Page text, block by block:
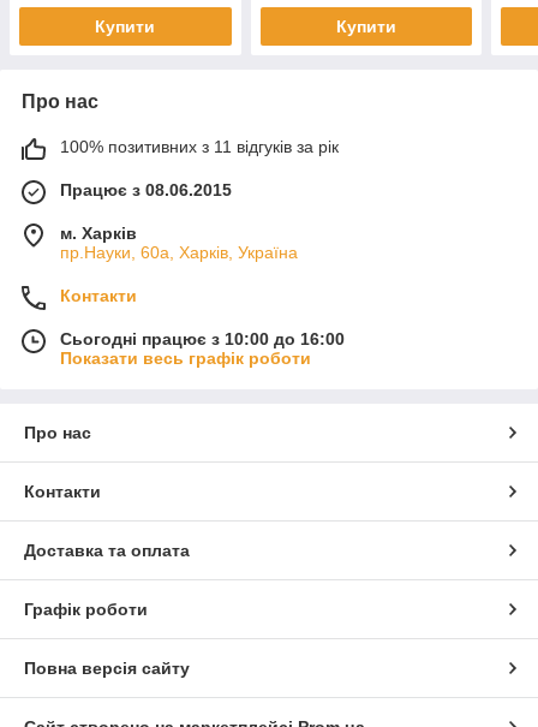
Купити Купити
Про нас
100% позитивних з 11 відгуків за рік
Працює з 08.06.2015
м. Харків
пр.Науки, 60а, Харків, Україна
Контакти
Сьогодні працює з 10:00 до 16:00
Показати весь графік роботи
Про нас
Контакти
Доставка та оплата
Графік роботи
Повна версія сайту